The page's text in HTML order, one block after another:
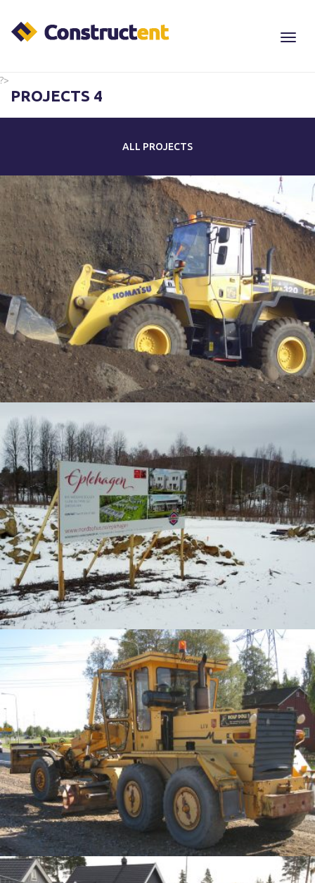
?>
PROJECTS 4
ALL PROJECTS